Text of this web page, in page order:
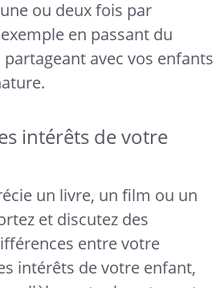
ou deux fois par
en passant du
avec vos enfants
intérêts de votre
un livre, un film ou un
et discutez des
entre votre
intérêts de votre enfant,